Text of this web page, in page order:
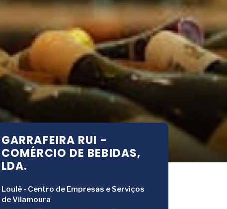
GARRAFEIRA RUI -
COMÉRCIO DE BEBIDAS,
LDA.
Loulé - Centro de Empresas e Serviços
de Vilamoura